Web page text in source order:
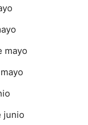
mayo
junio